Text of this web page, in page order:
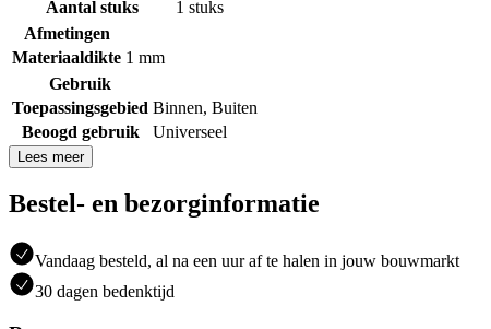
Aantal stuks
1 stuks
Afmetingen
Materiaaldikte 1 mm
Gebruik
Toepassingsgebied Binnen, Buiten
Beoogd gebruik
Universeel
Lees meer
Bestel- en bezorginformatie
Vandaag besteld, al na een uur af te halen in jouw bouwmarkt
30 dagen bedenktijd